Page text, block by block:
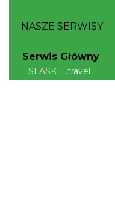
NASZE SERWISY
Serwis Główny
SLASKIE.travel